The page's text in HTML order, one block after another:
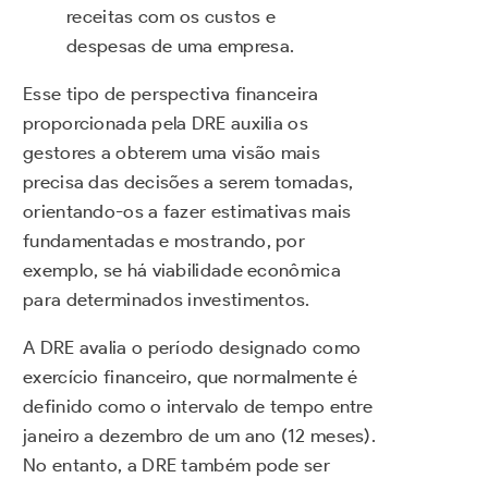
receitas com os custos e
despesas de uma empresa.
Esse tipo de perspectiva financeira
proporcionada pela DRE auxilia os
gestores a obterem uma visão mais
precisa das decisões a serem tomadas,
orientando-os a fazer estimativas mais
fundamentadas e mostrando, por
exemplo, se há viabilidade econômica
para determinados investimentos.
A DRE avalia o período designado como
exercício financeiro, que normalmente é
definido como o intervalo de tempo entre
janeiro a dezembro de um ano (12 meses).
No entanto, a DRE também pode ser